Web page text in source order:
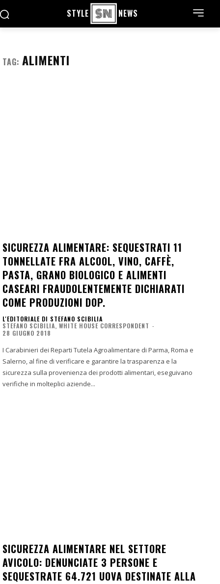
STYLE NEWS
TAG: ALIMENTI
SICUREZZA ALIMENTARE: SEQUESTRATI 11
TONNELLATE FRA ALCOOL, VINO, CAFFÈ,
PASTA, GRANO BIOLOGICO E ALIMENTI
CASEARI FRAUDOLENTEMENTE DICHIARATI
COME PRODUZIONI DOP.
L'EDITORIALE DI STEFANO SCIBILIA
STEFANO SCIBILIA, WHITE HOUSE CORRESPONDENT -
28 GIUGNO 2018
I Carabinieri dei Reparti Tutela Agroalimentare di Parma, Roma e
Salerno, al fine di verificare e garantire la trasparenza e la
sicurezza sulla provenienza dei prodotti alimentari, eseguivano
verifiche in molteplici aziende...
SICUREZZA ALIMENTARE NEL SETTORE
AVICOLO: DENUNCIATE 3 PERSONE E
SEQUESTRATE 64.721 UOVA DESTINATE ALLA